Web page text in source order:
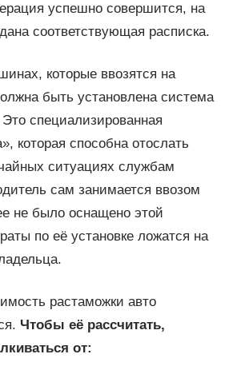
успешно совершится, на
соответствующая расписка.
которые ввозятся на
быть установлена система
специализированная
которая способна отослать
ситуациях службам
сам занимается ввозом
не было оснащено этой
по её установке ложатся на
растаможки авто
Чтобы её рассчитать,
от: